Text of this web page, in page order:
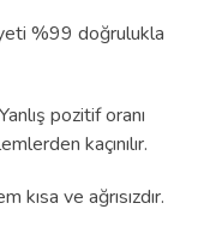
%99 doğrulukla
Yanlış pozitif oranı
kaçınılır.
kısa ve ağrısızdır.